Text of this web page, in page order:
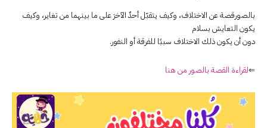
بالصورقصة عن الاختلاف، وكيف يتقبّل أحدٌ الآخرَ على ما بينهما من تغاير، وكيف
يكون التعايش بسلام
دون أن يكون ذلك الاختلاف سببًا للفرقة أو النفور.
⇐لقراءة القصة بالصور من هنا